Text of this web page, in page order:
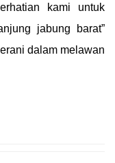
kami untuk
jabung barat”
dalam melawan